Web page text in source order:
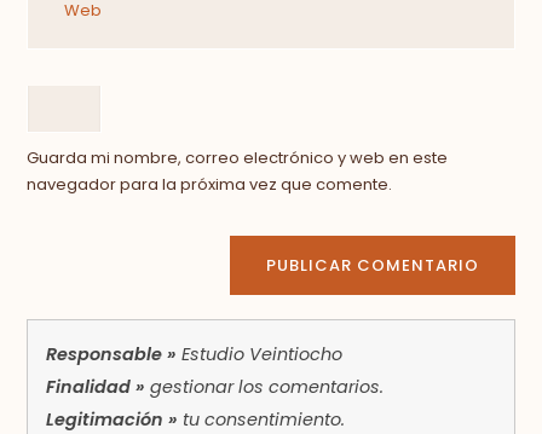
Guarda mi nombre, correo electrónico y web en este
navegador para la próxima vez que comente.
Responsable » Estudio Veintiocho
Finalidad » gestionar los comentarios.
Legitimación » tu consentimiento.